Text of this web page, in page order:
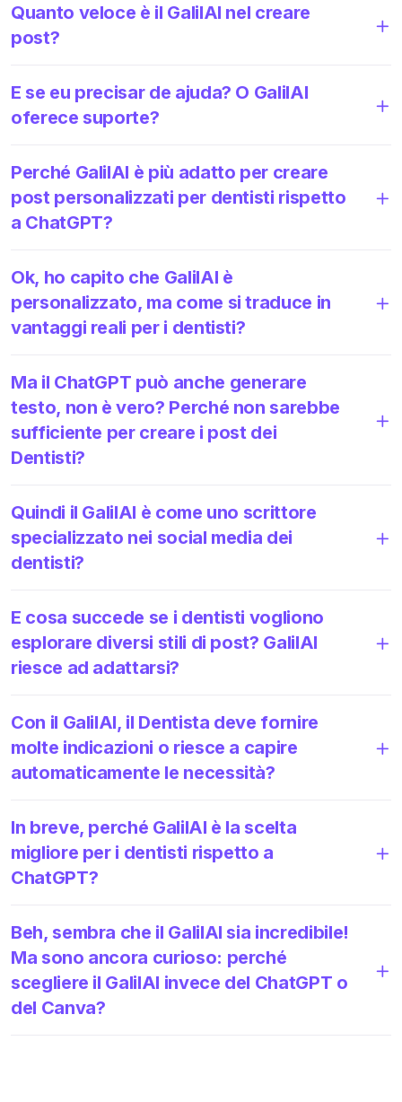
Quanto veloce è il GalilAI nel creare
post?
E se eu precisar de ajuda? O GalilAI
oferece suporte?
Perché GalilAI è più adatto per creare
post personalizzati per dentisti rispetto
a ChatGPT?
Ok, ho capito che GalilAI è
personalizzato, ma come si traduce in
vantaggi reali per i dentisti?
Ma il ChatGPT può anche generare
testo, non è vero? Perché non sarebbe
sufficiente per creare i post dei
Dentisti?
Quindi il GalilAI è come uno scrittore
specializzato nei social media dei
dentisti?
E cosa succede se i dentisti vogliono
esplorare diversi stili di post? GalilAI
riesce ad adattarsi?
Con il GalilAI, il Dentista deve fornire
molte indicazioni o riesce a capire
automaticamente le necessità?
In breve, perché GalilAI è la scelta
migliore per i dentisti rispetto a
ChatGPT?
Beh, sembra che il GalilAI sia incredibile!
Ma sono ancora curioso: perché
scegliere il GalilAI invece del ChatGPT o
del Canva?